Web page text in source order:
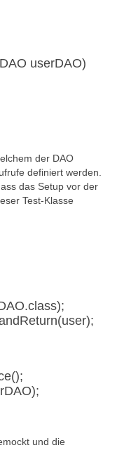
userDAO)
der DAO
definiert werden.
das Setup vor der
Test-Klasse
und die